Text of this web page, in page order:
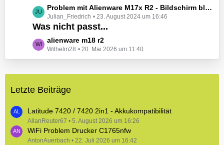
g
e
z
t
e
e
r
g
L
e
t
z
t
e
i
ä
g
e
Problem mit Alienware M17x R2 - Bildschirm bleibt schwarz beim Start
Julian_Friedrich 23. August 2024 um 16:46
Was nicht passt...
L
e
t
e
e
i
t
r
alienware m18 r2
Wilhelm28 20. Mai 2026 um 11:40
Letzte Beiträge
Latitude 7420 / 7420 2in1 - Akkukompatibilität
AllanReuter67 5. August 2026 um 16:26
WiFi Problem Drucker C1765nfw
AntonAuerbach 22. Juli 2026 um 16:42